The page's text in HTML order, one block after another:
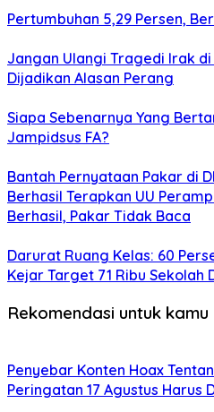
Pertumbuhan 5,29 Persen,
Jangan Ulangi Tragedi Irak di
Dijadikan Alasan Perang
Siapa Sebenarnya Yang
Jampidsus FA?
Bantah Pernyataan Pakar di
Berhasil Terapkan UU
Berhasil, Pakar Tidak Baca
Darurat Ruang Kelas: 60
Kejar Target 71 Ribu Sekolah
Rekomendasi untuk kamu
Penyebar Konten Hoax
Peringatan 17 Agustus Harus